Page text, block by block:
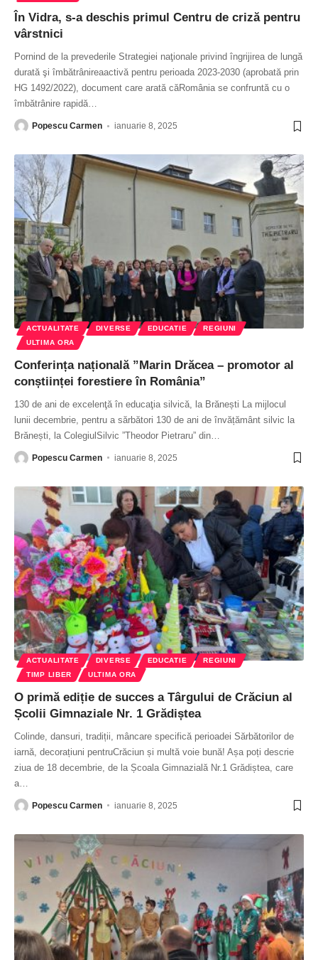
În Vidra, s-a deschis primul Centru de criză pentru
vârstnici
Pornind de la prevederile Strategiei naţionale privind îngrijirea de lungă
durată şi îmbătrânireaactivă pentru perioada 2023-2030 (aprobată prin
HG 1492/2022), document care arată căRomânia se confruntă cu o
îmbătrânire rapidă…
Popescu Carmen ianuarie 8, 2025
ACTUALITATE DIVERSE EDUCATIE
REGIUNI
ULTIMA ORA
Conferința națională ”Marin Drăcea – promotor al
conștiinței forestiere în România”
130 de ani de excelenţă în educaţia silvică, la Brănești La mijlocul
lunii decembrie, pentru a sărbători 130 de ani de învățământ silvic la
Brănești, la ColegiulSilvic ”Theodor Pietraru” din
Popescu Carmen ianuarie 8, 2025
ACTUALITATE DIVERSE EDUCATIE
REGIUNI
TIMP LIBER
ULTIMA ORA
O primă ediție de succes a Târgului de Crăciun al
Școlii Gimnaziale Nr. 1 Grădiștea
Colinde, dansuri, tradiții, mâncare specifică perioadei Sărbătorilor de
iarnă, decorațiuni pentruCrăciun și multă voie bună! Așa poți descrie
ziua de 18 decembrie, de la Școala Gimnazială Nr.1 Grădiștea, care
a
Popescu Carmen ianuarie 8, 2025